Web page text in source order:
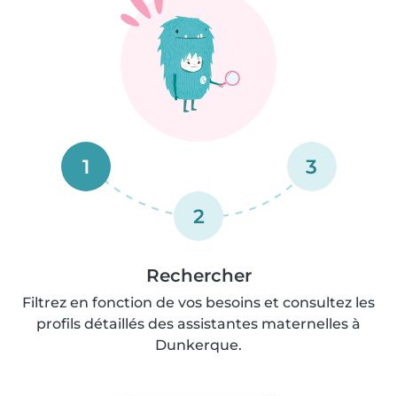
1
2
3
Rechercher
Filtrez en fonction de vos besoins et consultez les
profils détaillés des assistantes maternelles à
Dunkerque.